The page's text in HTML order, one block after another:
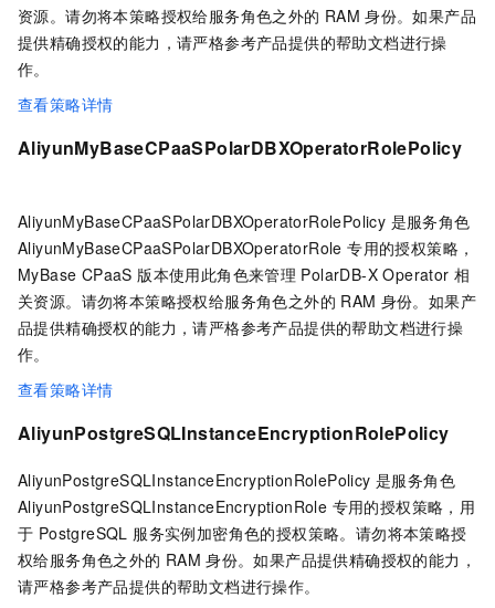
资源。请勿将本策略授权给服务角色之外的 RAM 身份。如果产品
提供精确授权的能力，请严格参考产品提供的帮助文档进行操
作。
查看策略详情
AliyunMyBaseCPaaSPolarDBXOperatorRolePolicy
AliyunMyBaseCPaaSPolarDBXOperatorRolePolicy 是服务角色
AliyunMyBaseCPaaSPolarDBXOperatorRole 专用的授权策略，
MyBase CPaaS 版本使用此角色来管理 PolarDB-X Operator 相
关资源。请勿将本策略授权给服务角色之外的 RAM 身份。如果产
品提供精确授权的能力，请严格参考产品提供的帮助文档进行操
作。
查看策略详情
AliyunPostgreSQLInstanceEncryptionRolePolicy
AliyunPostgreSQLInstanceEncryptionRolePolicy 是服务角色
AliyunPostgreSQLInstanceEncryptionRole 专用的授权策略，用
于 PostgreSQL 服务实例加密角色的授权策略。请勿将本策略授
权给服务角色之外的 RAM 身份。如果产品提供精确授权的能力，
请严格参考产品提供的帮助文档进行操作。